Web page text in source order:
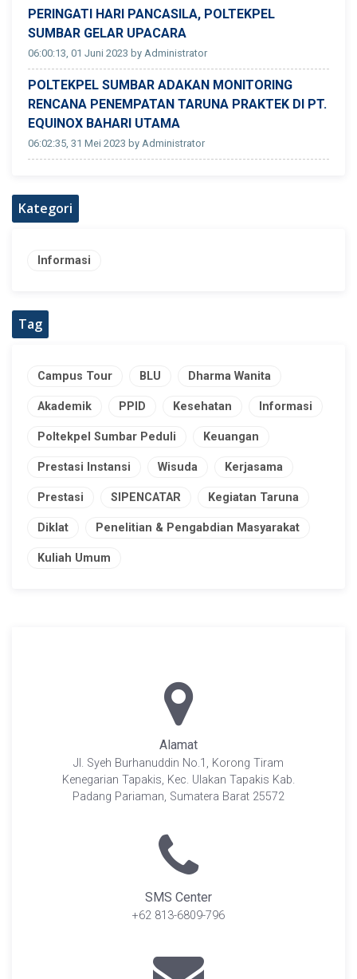
PERINGATI HARI PANCASILA, POLTEKPEL
SUMBAR GELAR UPACARA
06:00:13, 01 Juni 2023 by Administrator
POLTEKPEL SUMBAR ADAKAN MONITORING
RENCANA PENEMPATAN TARUNA PRAKTEK DI PT.
EQUINOX BAHARI UTAMA
06:02:35, 31 Mei 2023 by Administrator
Kategori
Informasi
Tag
Campus Tour BLU Dharma Wanita
Akademik PPID Kesehatan Informasi
Poltekpel Sumbar Peduli Keuangan
Prestasi Instansi Wisuda Kerjasama
Prestasi SIPENCATAR Kegiatan Taruna
Diklat Penelitian & Pengabdian Masyarakat
Kuliah Umum
Alamat
Jl. Syeh Burhanuddin No.1, Korong Tiram
Kenegarian Tapakis, Kec. Ulakan Tapakis Kab.
Padang Pariaman, Sumatera Barat 25572
SMS Center
+62 813-6809-796